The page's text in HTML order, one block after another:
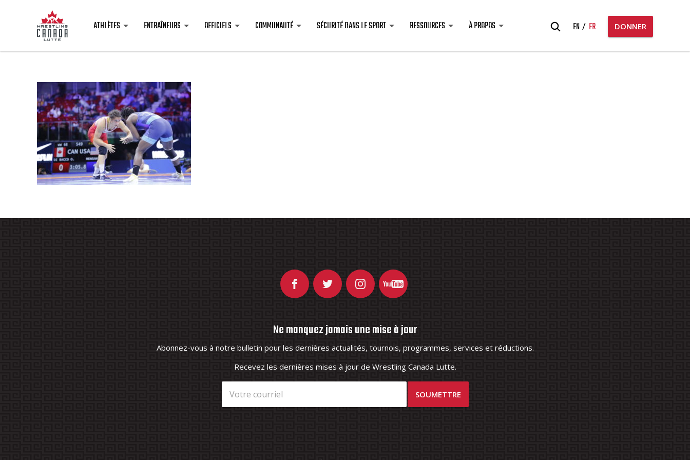
ATHLÈTES ENTRAÎNEURS OFFICIELS COMMUNAUTÉ SÉCURITÉ DANS LE SPORT RESSOURCES À PROPOS Rechercher:
EN FR DONNER
Ne manquez jamais une mise à jour
Abonnez-vous à notre bulletin pour les dernières actualités, tournois, programmes, services et réductions.
Recevez les dernières mises à jour de Wrestling Canada Lutte.